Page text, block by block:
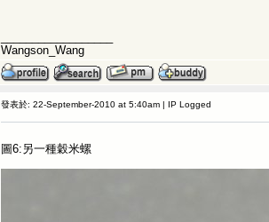
Wangson_Wang
發表於: 22-September-2010 at 5:40am | IP Logged
圖6:另一種穀米螺